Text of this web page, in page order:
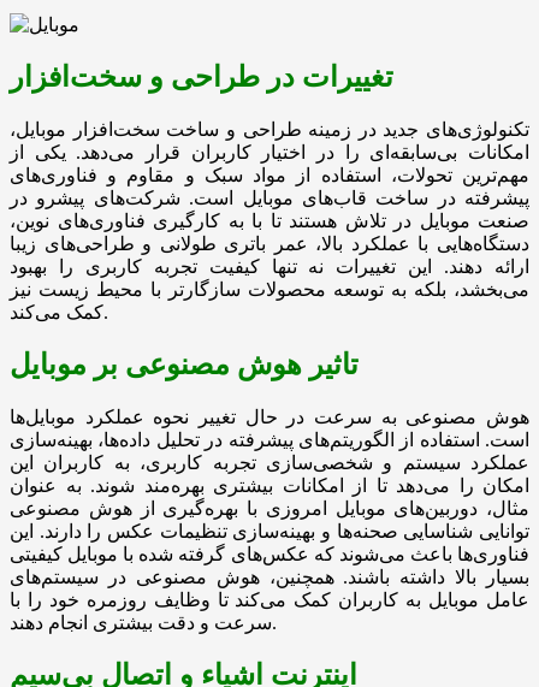
تغییرات در طراحی و سخت‌افزار
تکنولوژی‌های جدید در زمینه طراحی و ساخت سخت‌افزار موبایل،
امکانات بی‌سابقه‌ای را در اختیار کاربران قرار می‌دهد. یکی از
مهم‌ترین تحولات، استفاده از مواد سبک و مقاوم و فناوری‌های
پیشرفته در ساخت قاب‌های موبایل است. شرکت‌های پیشرو در
صنعت موبایل در تلاش هستند تا با به کارگیری فناوری‌های نوین،
دستگاه‌هایی با عملکرد بالا، عمر باتری طولانی و طراحی‌های زیبا
ارائه دهند. این تغییرات نه تنها کیفیت تجربه کاربری را بهبود
می‌بخشد، بلکه به توسعه محصولات سازگارتر با محیط زیست نیز
کمک می‌کند.
تاثیر هوش مصنوعی بر موبایل
هوش مصنوعی به سرعت در حال تغییر نحوه عملکرد موبایل‌ها
است. استفاده از الگوریتم‌های پیشرفته در تحلیل داده‌ها، بهینه‌سازی
عملکرد سیستم و شخصی‌سازی تجربه کاربری، به کاربران این
امکان را می‌دهد تا از امکانات بیشتری بهره‌مند شوند. به عنوان
مثال، دوربین‌های موبایل امروزی با بهره‌گیری از هوش مصنوعی
توانایی شناسایی صحنه‌ها و بهینه‌سازی تنظیمات عکس را دارند. این
فناوری‌ها باعث می‌شوند که عکس‌های گرفته شده با موبایل کیفیتی
بسیار بالا داشته باشند. همچنین، هوش مصنوعی در سیستم‌های
عامل موبایل به کاربران کمک می‌کند تا وظایف روزمره خود را با
سرعت و دقت بیشتری انجام دهند.
اینترنت اشیاء و اتصال بی‌سیم